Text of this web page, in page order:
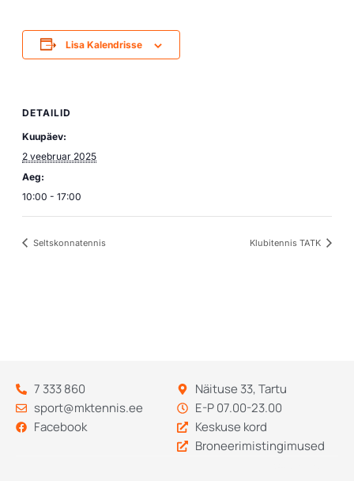
Lisa Kalendrisse
DETAILID
Kuupäev:
2 veebruar 2025
Aeg:
10:00 - 17:00
Seltskonnatennis Klubitennis TATK
7 333 860
sport@mktennis.ee
Facebook
Näituse 33, Tartu
E-P 07.00-23.00
Keskuse kord
Broneerimistingimused